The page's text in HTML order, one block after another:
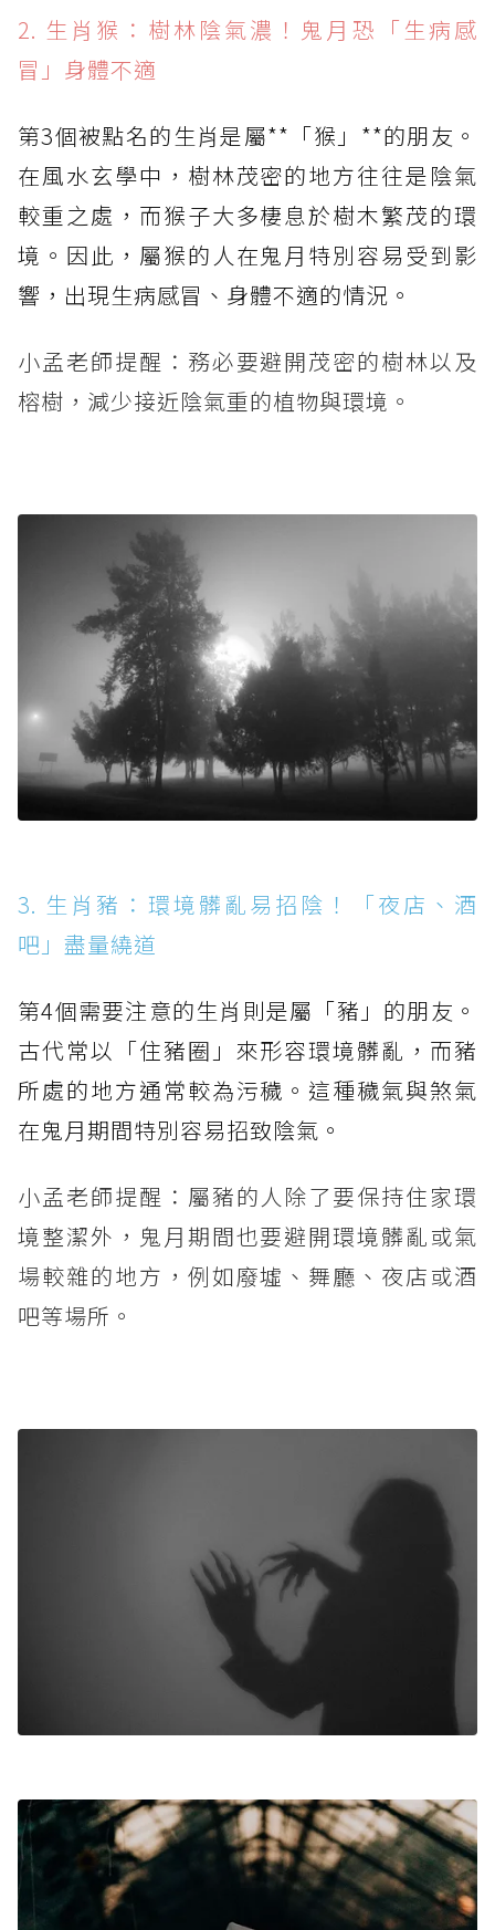
2. 生肖猴：樹林陰氣濃！鬼月恐「生病感
冒」身體不適
第3個被點名的生肖是屬**「猴」**的朋友。
在風水玄學中，樹林茂密的地方往往是陰氣
較重之處，而猴子大多棲息於樹木繁茂的環
境。因此，屬猴的人在鬼月特別容易受到影
響，出現生病感冒、身體不適的情況。
小孟老師提醒：務必要避開茂密的樹林以及
榕樹，減少接近陰氣重的植物與環境。
3. 生肖豬：環境髒亂易招陰！「夜店、酒
吧」盡量繞道
第4個需要注意的生肖則是屬「豬」的朋友。
古代常以「住豬圈」來形容環境髒亂，而豬
所處的地方通常較為污穢。這種穢氣與煞氣
在鬼月期間特別容易招致陰氣。
小孟老師提醒：屬豬的人除了要保持住家環
境整潔外，鬼月期間也要避開環境髒亂或氣
場較雜的地方，例如廢墟、舞廳、夜店或酒
吧等場所。